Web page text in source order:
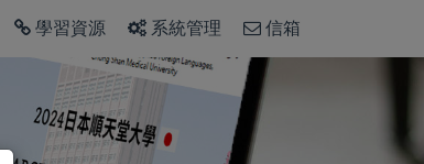
學習資源 系統管理 信箱